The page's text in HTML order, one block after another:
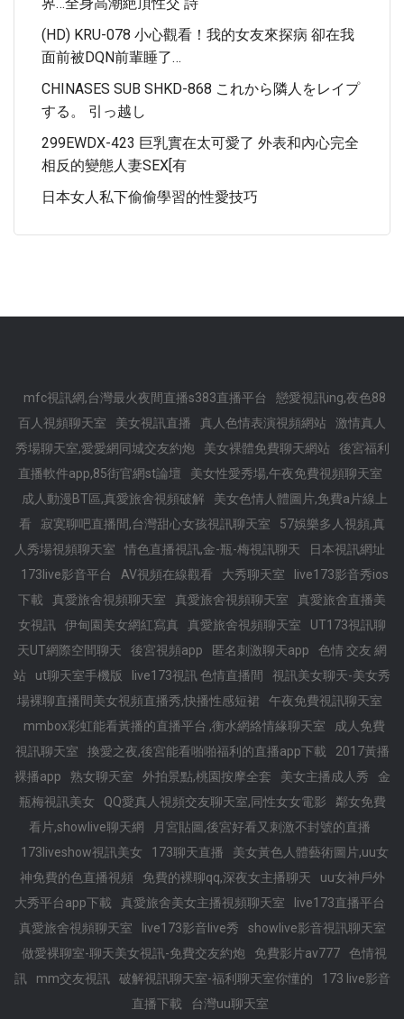
(HD) KRU-078 小心觀看！我的女友來探病 卻在我
面前被DQN前輩睡了…
CHINASES SUB SHKD-868 これから隣人をレイプ
する。 引っ越し
299EWDX-423 巨乳實在太可愛了 外表和內心完全
相反的變態人妻SEX[有
日本女人私下偷偷學習的性愛技巧
mfc視訊網,台灣最火夜間直播s383直播平台
戀愛視訊ing,夜色88
百人視頻聊天室
美女視訊直播 真人色情表演視頻網站
激情真人
秀場聊天室,愛愛網同城交友約炮
美女裸體免費聊天網站
後宮福利
直播軟件app,85街官網st論壇
美女性愛秀場,午夜免費視頻聊天室
成人動漫BT區,真愛旅舍視頻破解
美女色情人體圖片,免費a片線上
看
寂寞聊吧直播間,台灣甜心女孩視訊聊天室
57娛樂多人視頻,真
人秀場視頻聊天室
情色直播視訊,金-瓶-梅視訊聊天
日本視訊網址
173live影音平台
AV視頻在線觀看 大秀聊天室
live173影音秀ios
下載
真愛旅舍視頻聊天室 真愛旅舍視頻聊天室
真愛旅舍直播美
女視訊
伊甸園美女網紅寫真 真愛旅舍視頻聊天室
UT173視訊聊
天UT網際空間聊天
後宮視頻app 匿名刺激聊天app
色情 交友 網
站
ut聊天室手機版 live173視訊 色情直播間
視訊美女聊天-美女秀
場裸聊直播間美女視頻直播秀,快播性感短裙
午夜免費視訊聊天室
mmbox彩虹能看黃播的直播平台 ,衡水網絡情緣聊天室
成人免費
視訊聊天室
換愛之夜,後宮能看啪啪福利的直播app下載
2017黃播
裸播app
熟女聊天室 外拍景點,桃園按摩全套 美女主播成人秀
金
瓶梅視訊美女
QQ愛真人視頻交友聊天室,同性女女電影
鄰女免費
看片,showlive聊天網
月宮貼圖,後宮好看又刺激不封號的直播
173liveshow視訊美女
173聊天直播
美女黃色人體藝術圖片,uu女
神免費的色直播視頻
免費的裸聊qq,深夜女主播聊天
uu女神戶外
大秀平台app下載
真愛旅舍美女主播視頻聊天室
live173直播平台
真愛旅舍視頻聊天室
live173影音live秀
showlive影音視訊聊天室
做愛裸聊室-聊天美女視訊-免費交友約炮
免費影片av777
色情視
訊
mm交友視訊 破解視訊聊天室-福利聊天室你懂的
173 live影音
直播下載
台灣uu聊天室